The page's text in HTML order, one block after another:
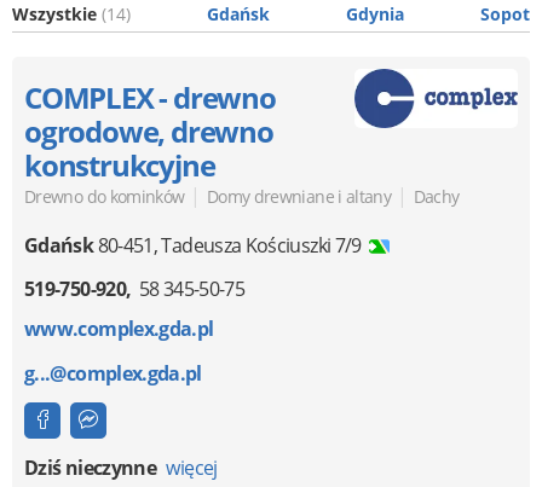
Wszystkie (14) Gdańsk Gdynia Sopot
COMPLEX - drewno
ogrodowe, drewno
konstrukcyjne
Drewno do kominków | Domy drewniane i altany | Dachy
Gdańsk80-451,Tadeusza Kościuszki 7/9
519-750-920 58 345-50-75
www.complex.gda.pl
g...@complex.gda.pl
Dziś nieczynne więcej